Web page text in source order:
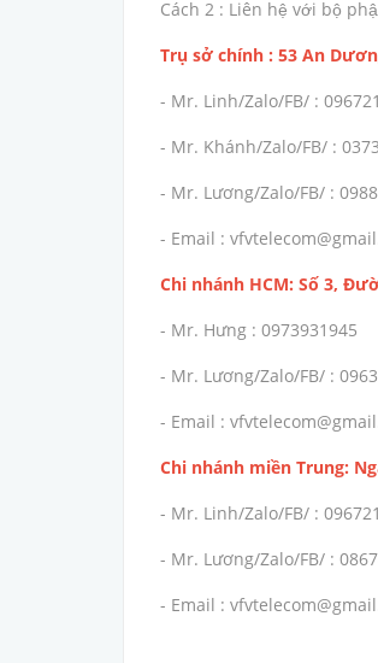
Cách 2 : Liên hệ với bộ
Trụ sở chính : 53 An
- Mr. Linh/Zalo/FB/ :
- Mr. Khánh/Zalo/FB/ :
- Mr. Lương/Zalo/FB/ :
- Email :
Chi nhánh HCM: Số 3,
- Mr. Hưng : 0973931945
- Mr. Lương/Zalo/FB/ :
- Email :
Chi nhánh miền Trung:
- Mr. Linh/Zalo/FB/ :
- Mr. Lương/Zalo/FB/ :
- Email :